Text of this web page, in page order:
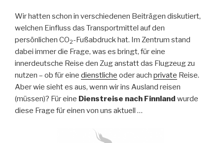
Wir hatten schon in verschiedenen Beiträgen diskutiert,
welchen Einfluss das Transportmittel auf den
persönlichen CO2-Fußabdruck hat. Im Zentrum stand
dabei immer die Frage, was es bringt, für eine
innerdeutsche Reise den Zug anstatt das Flugzeug zu
nutzen – ob für eine dienstliche oder auch private Reise.
Aber wie sieht es aus, wenn wir ins Ausland reisen
(müssen)? Für eine Dienstreise nach Finnland wurde
diese Frage für einen von uns aktuell …